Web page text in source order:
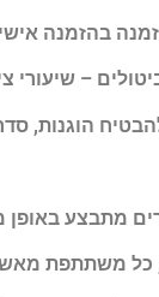
– שיעורי
הוגנות,
מתבצע באופן
משתתפת